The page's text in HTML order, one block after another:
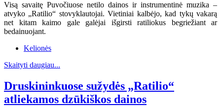
Visą savaitę Puvočiuose netilo dainos ir instrumentinė muzika –
atvyko „Ratilio“ stovyklautojai. Vietiniai kalbėjo, kad tykų vakarą
net kitam kaimo gale galėjai išgirsti ratiliokus begriežiant ar
bedainuojant.
Kelionės
Skaityti daugiau...
Druskininkuose sužydės „Ratilio“
atliekamos dzūkiškos dainos